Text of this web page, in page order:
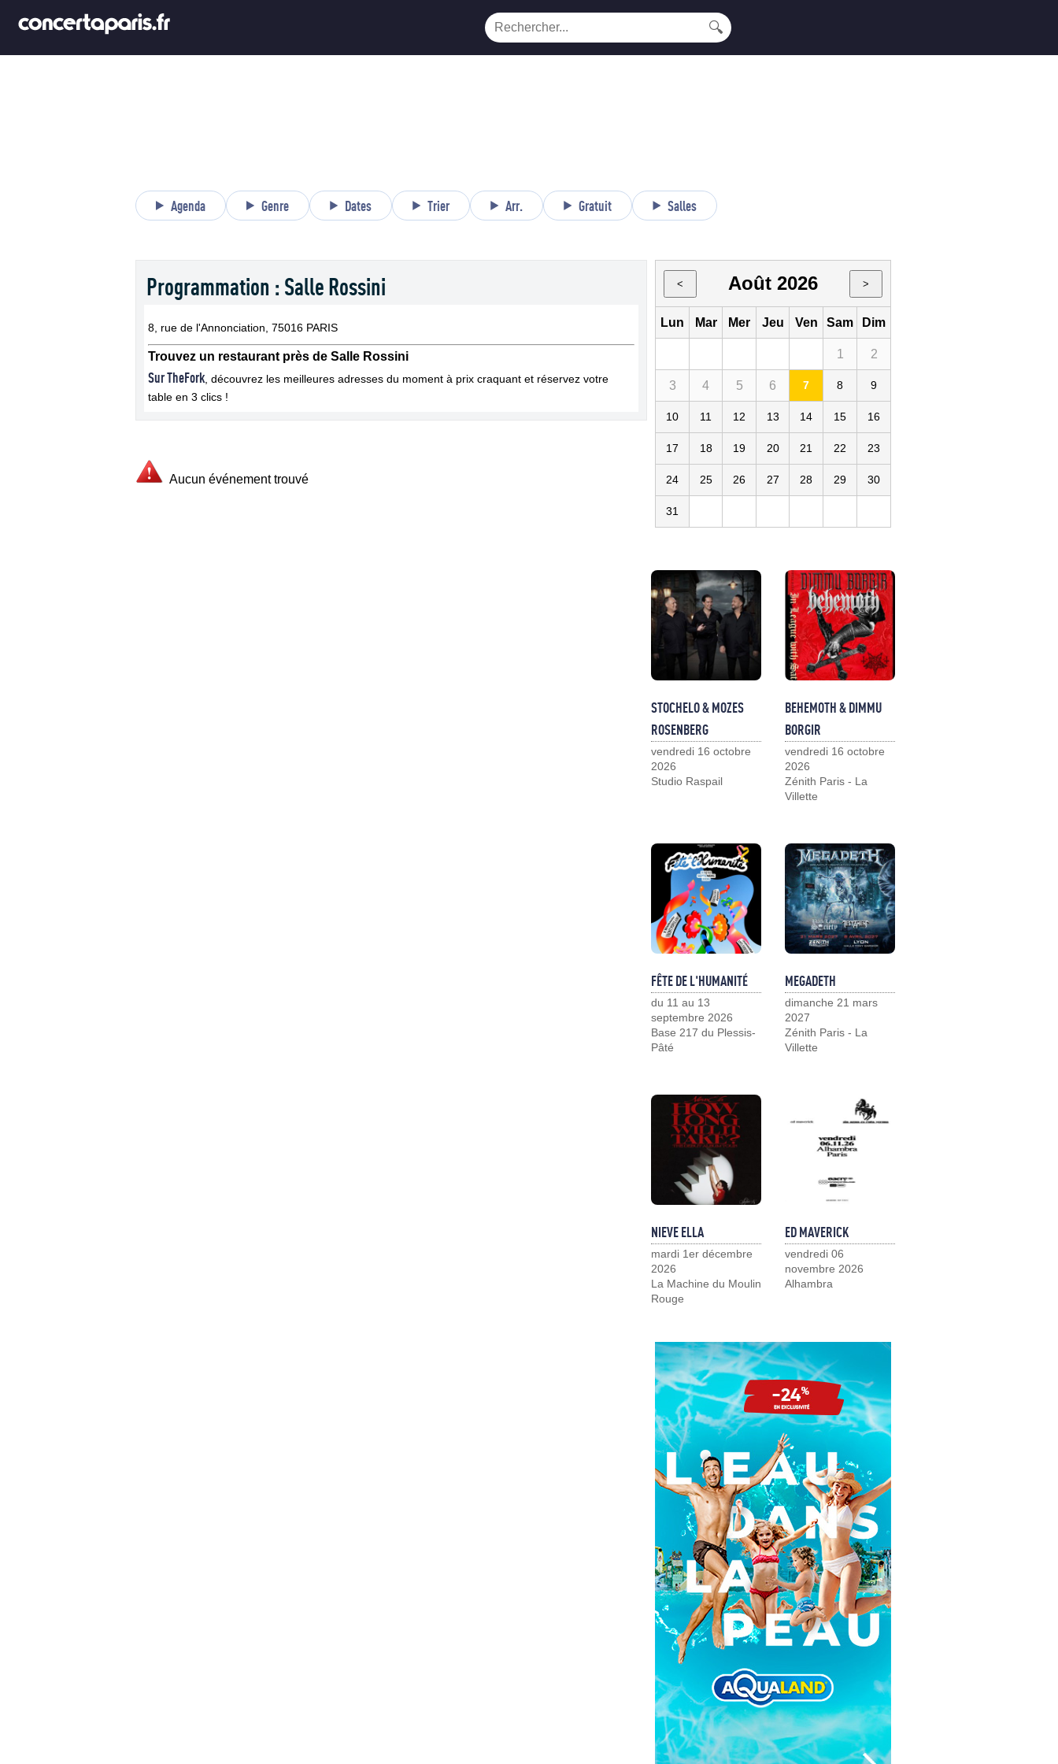
🔍
Agenda Genre Dates Trier Arr. Gratuit Salles
Programmation : Salle Rossini
8, rue de l'Annonciation, 75016 PARIS
Trouvez un restaurant près de Salle Rossini
Sur TheFork , découvrez les meilleures adresses du moment à prix craquant et réservez votre
table en 3 clics !
Aucun événement trouvé
< Août 2026 >
Lun Mar Mer Jeu Ven Sam Dim
1 2
3 4 5 6 7 8 9
10 11 12 13 14 15 16
17 18 19 20 21 22 23
24 25 26 27 28 29 30
31
STOCHELO & MOZES
ROSENBERG
vendredi 16 octobre
2026
Studio Raspail
BEHEMOTH & DIMMU
BORGIR
vendredi 16 octobre
2026
Zénith Paris - La
Villette
FÊTE DE L'HUMANITÉ
du 11 au 13
septembre 2026
Base 217 du Plessis-
Pâté
MEGADETH
dimanche 21 mars
2027
Zénith Paris - La
Villette
NIEVE ELLA
mardi 1er décembre
2026
La Machine du Moulin
Rouge
ED MAVERICK
vendredi 06
novembre 2026
Alhambra